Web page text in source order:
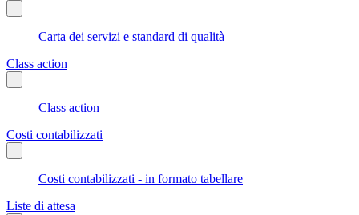
Carta dei servizi e standard di qualità
Class action
Class action
Costi contabilizzati
Costi contabilizzati - in formato tabellare
Liste di attesa